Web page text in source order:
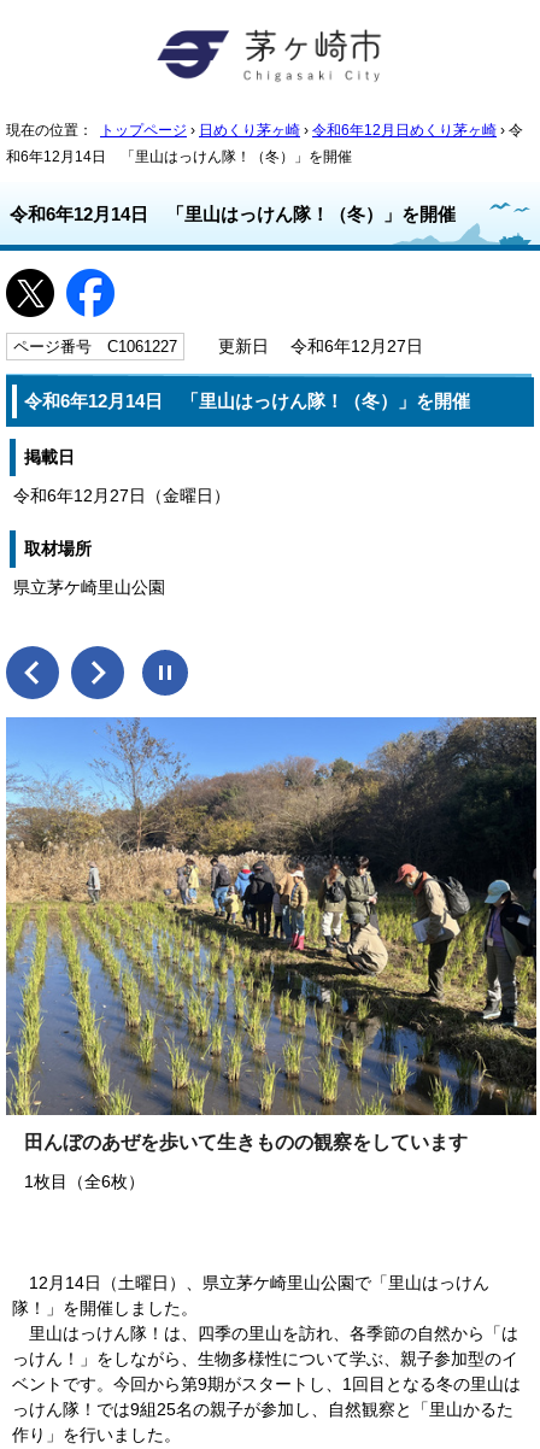
現在の位置： トップページ › 日めくり茅ヶ崎 › 令和6年12月日めくり茅ヶ崎 › 令
和6年12月14日 「里山はっけん隊！（冬）」を開催
令和6年12月14日 「里山はっけん隊！（冬）」を開催
ページ番号 C1061227 更新日 令和6年12月27日
令和6年12月14日 「里山はっけん隊！（冬）」を開催
掲載日
令和6年12月27日（金曜日）
取材場所
県立茅ケ崎里山公園
田んぼのあぜを歩いて生きものの観察をしています
1枚目（全6枚）
12月14日（土曜日）、県立茅ケ崎里山公園で「里山はっけん
隊！」を開催しました。
里山はっけん隊！は、四季の里山を訪れ、各季節の自然から「は
っけん！」をしながら、生物多様性について学ぶ、親子参加型のイ
ベントです。今回から第9期がスタートし、1回目となる冬の里山は
っけん隊！では9組25名の親子が参加し、自然観察と「里山かるた
作り」を行いました。